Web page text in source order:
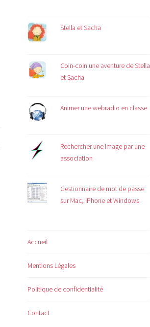
Stella et Sacha
Coin-coin une aventure de Stella
et Sacha
Animer une webradio en classe
Rechercher une image par une
association
Gestionnaire de mot de passe
sur Mac, iPhone et Windows
Accueil
Mentions Légales
Politique de confidentialité
Contact